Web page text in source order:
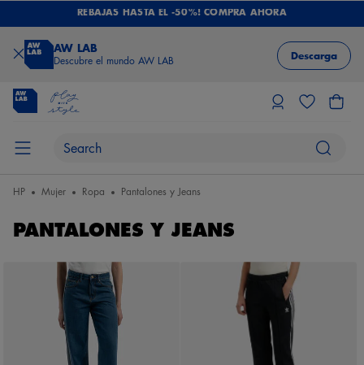
REBAJAS HASTA EL -50%! COMPRA AHORA
AW LAB
Descubre el mundo AW LAB Descarga
HP Mujer Ropa Pantalones y Jeans
PANTALONES Y JEANS